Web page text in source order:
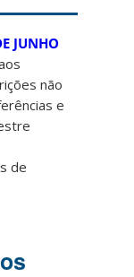
JUNHO
não
e
de